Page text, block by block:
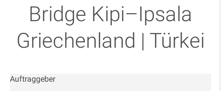
Bridge Kipi–Ipsala
Griechenland | Türkei
Auftraggeber